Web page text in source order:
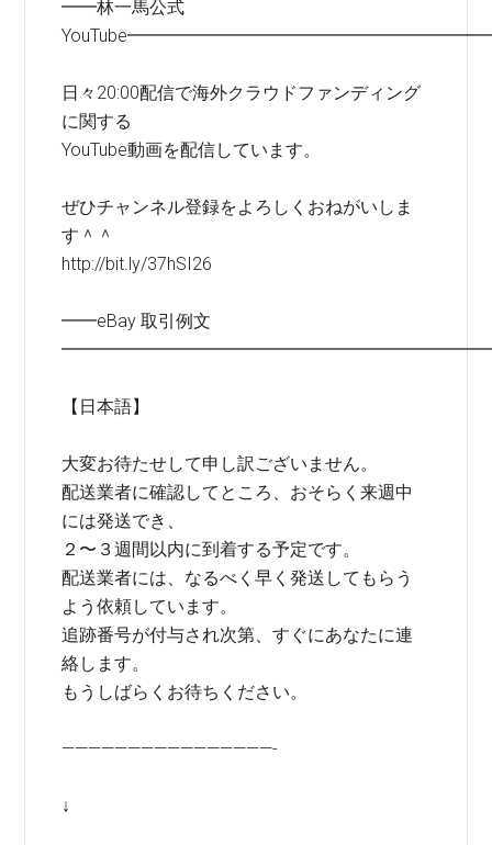
━━林一馬公式
日々20:00配信で海外クラウドファンディング
に関する
YouTube動画を配信しています。
ぜひチャンネル登録をよろしくおねがいしま
す＾＾
http://bit.ly/37hSI26
━━eBay 取引例文
【日本語】
大変お待たせして申し訳ございません。
配送業者に確認してところ、おそらく来週中
には発送でき、
２〜３週間以内に到着する予定です。
配送業者には、なるべく早く発送してもらう
よう依頼しています。
追跡番号が付与され次第、すぐにあなたに連
絡します。
もうしばらくお待ちください。
————————————————-
↓